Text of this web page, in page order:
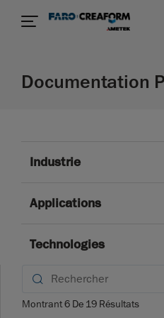
Documentation
Industrie
Applications
Technologies
Montrant6 De 19 Résultats